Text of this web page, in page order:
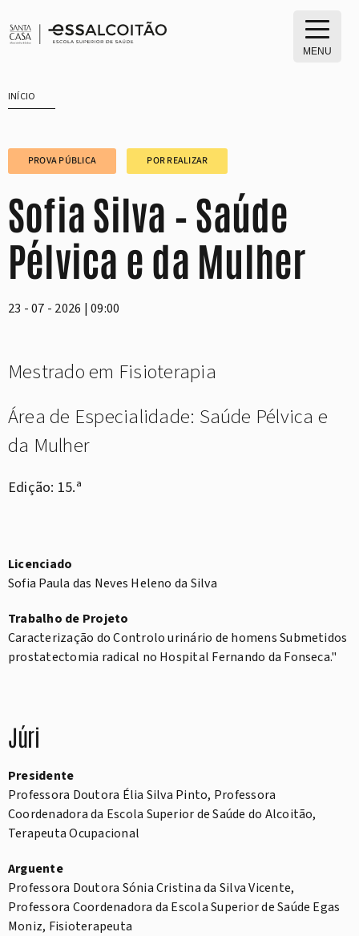
para
MENU
INÍCIO
PROVA PÚBLICA POR REALIZAR
Sofia Silva – Saúde
Pélvica e da Mulher
23 - 07 - 2026 | 09:00
Mestrado em Fisioterapia
Área de Especialidade: Saúde Pélvica e
da Mulher
Edição: 15.ª
Licenciado
Sofia Paula das Neves Heleno da Silva
Trabalho de Projeto
Caracterização do Controlo urinário de homens Submetidos
prostatectomia radical no Hospital Fernando da Fonseca."
Júri
Presidente
Professora Doutora Élia Silva Pinto, Professora
Coordenadora da Escola Superior de Saúde do Alcoitão,
Terapeuta Ocupacional
Arguente
Professora Doutora Sónia Cristina da Silva Vicente,
Professora Coordenadora da Escola Superior de Saúde Egas
Moniz, Fisioterapeuta